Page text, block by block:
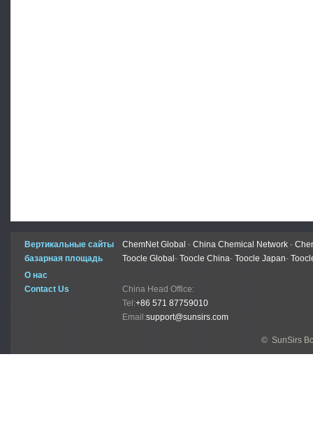
Вертикальные сайты ChemNet Global - China Chemical Network -
базарная площадь
Toocle Global - Toocle China- Toocle Japan-
О нас
Contact Us
China Head Office:
Tel:+86 571 87759010
Email:support@sunsirs.com
© SunSirs